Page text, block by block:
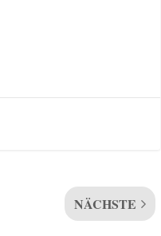
NÄCHSTE